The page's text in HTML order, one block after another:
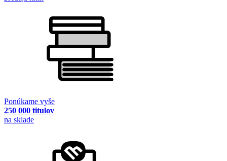
Ponúkame vyše
250 000 titulov
na sklade